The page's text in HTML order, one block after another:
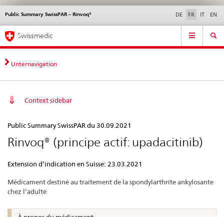
Navigation
directe:
actualités,
bases
contact
Actualités & Mises à
normes
Contact | Support &
aide
Public Summary SwissPAR – Rinvoq® DE FR IT EN
Service
Navigation
Swissmedic
Unternavigation
Context sidebar
Summary
SwissPAR
–
Public Summary SwissPAR du 30.09.2021
Rinvoq® (principe actif: upadacitinib)
Extension d’indication en Suisse: 23.03.2021
Médicament destiné au traitement de la spondylarthrite ankylosante
chez l’adulte